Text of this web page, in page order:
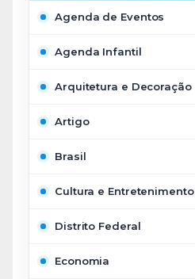
Agenda de Eventos
Agenda Infantil
Arquitetura e Decoração
Artigo
Brasil
Cultura e Entretenimento
Distrito Federal
Economia